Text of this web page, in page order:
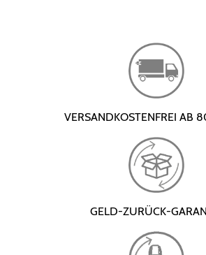
VERSANDKOSTENFREI AB
GELD-ZURÜCK-